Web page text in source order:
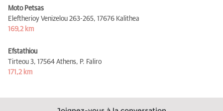
Moto Petsas
Eleftherioy Venizelou 263-265, 17676 Kalithea
169,2 km
Efstathiou
Tirteou 3, 17564 Athens, P. Faliro
171,2 km